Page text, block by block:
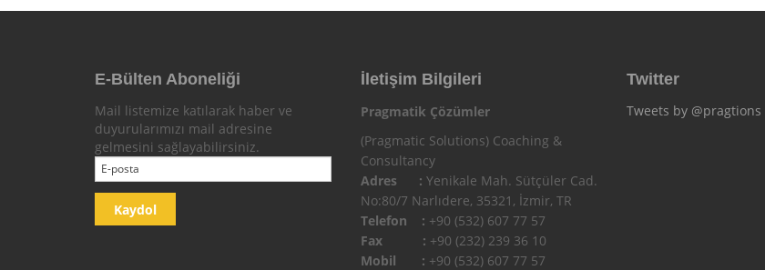
E-Bülten Aboneliği
Mail listemize katılarak haber ve
duyurularımızı mail adresine
gelmesini sağlayabilirsiniz.
İletişim Bilgileri
Pragmatik Çözümler
(Pragmatic Solutions) Coaching &
Consultancy
Adres : Yenikale Mah. Sütçüler Cad.
No:80/7 Narlıdere, 35321, İzmir, TR
Telefon : +90 (532) 607 77 57
Fax : +90 (232) 239 36 10
Mobil : +90 (532) 607 77 57
Twitter
Tweets by @pragtions